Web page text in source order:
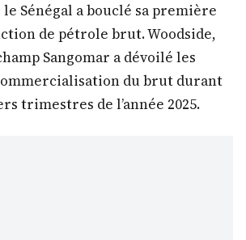
Sénégal a bouclé sa première
de pétrole brut. Woodside,
Sangomar a dévoilé les
du brut durant
trimestres de l’année 2025.